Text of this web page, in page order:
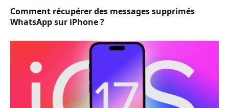
Comment récupérer des messages supprimés
WhatsApp sur iPhone ?